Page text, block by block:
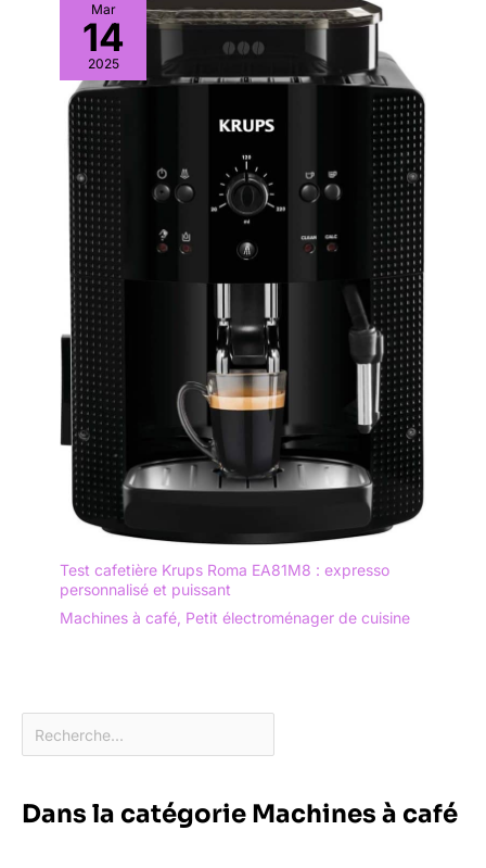
Mar
14
2025
Test cafetière Krups Roma EA81M8 : expresso
personnalisé et puissant
Machines à café, Petit électroménager de cuisine
Dans la catégorie Machines à café